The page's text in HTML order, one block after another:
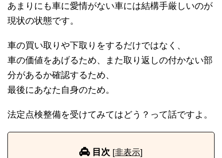
あまりにも車に愛情がない車には結構手厳しいのが
現状の状態です。
車の買い取りや下取りをするだけではなく、
車の価値をあげるため、また取り返しの付かない部
分があるか確認するため、
最後にあなた自身のため。
法定点検整備を受けてみてはどう？って話ですよ。
目次 [非表示]